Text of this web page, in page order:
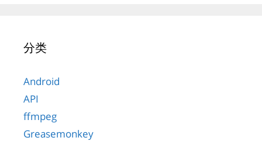
分类
Android
API
ffmpeg
Greasemonkey